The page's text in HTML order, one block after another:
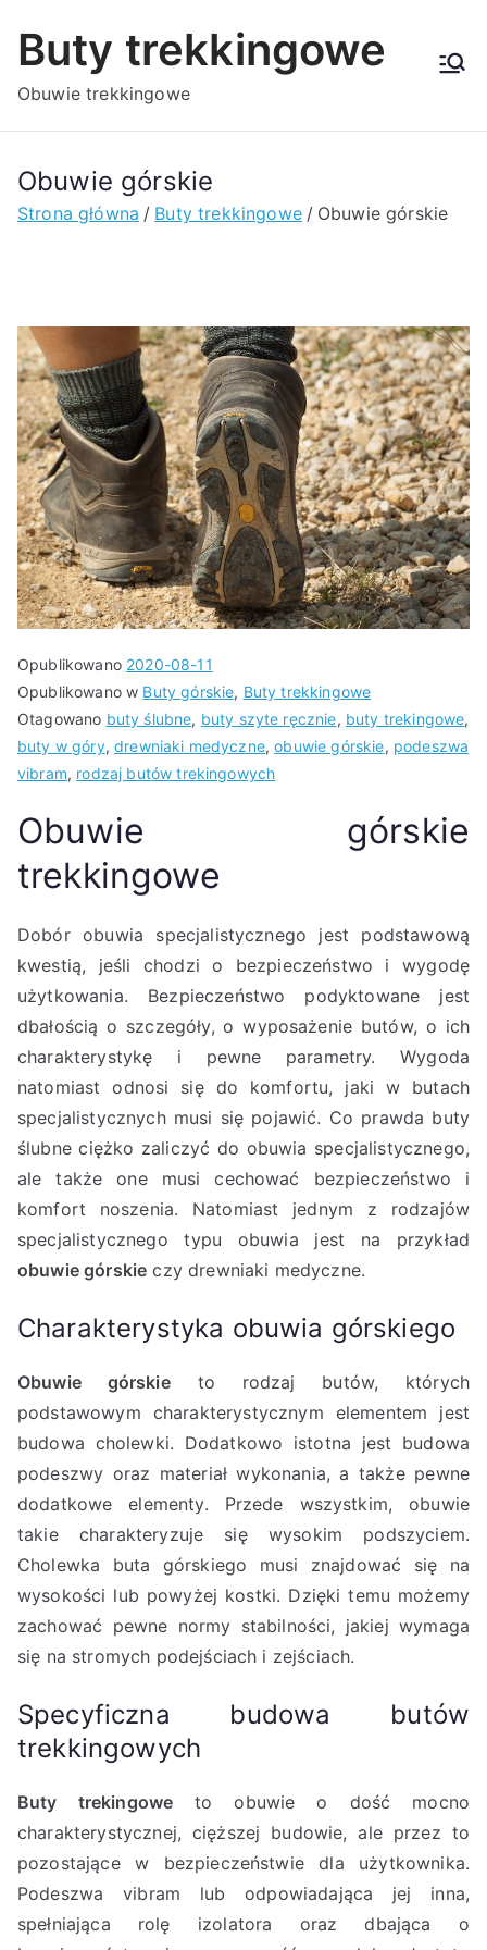
Buty trekkingowe
Obuwie trekkingowe
Obuwie górskie
Strona główna Buty trekkingowe Obuwie górskie
Opublikowano 2020-08-11
Opublikowano w Buty górskie, Buty trekkingowe
Otagowano buty ślubne, buty szyte ręcznie, buty trekingowe,
buty w góry,drewniaki medyczne,obuwie górskie, podeszwa
vibram, rodzaj butów trekingowych
Obuwie górskie
trekkingowe
Dobór obuwia specjalistycznego jest podstawową
kwestią, jeśli chodzi o bezpieczeństwo i wygodę
użytkowania. Bezpieczeństwo podyktowane jest
dbałością o szczegóły, o wyposażenie butów, o ich
charakterystykę i pewne parametry. Wygoda
natomiast odnosi się do komfortu, jaki w butach
specjalistycznych musi się pojawić. Co prawda buty
ślubne ciężko zaliczyć do obuwia specjalistycznego,
ale także one musi cechować bezpieczeństwo i
komfort noszenia. Natomiast jednym z rodzajów
specjalistycznego typu obuwia jest na przykład
obuwie górskie czy drewniaki medyczne.
Charakterystyka obuwia górskiego
Obuwie górskieto rodzaj butów, których
podstawowym charakterystycznym elementem jest
budowa cholewki. Dodatkowo istotna jest budowa
podeszwy oraz materiał wykonania, a także pewne
dodatkowe elementy. Przede wszystkim, obuwie
takie charakteryzuje się wysokim podszyciem.
Cholewka buta górskiego musi znajdować się na
wysokości lub powyżej kostki. Dzięki temu możemy
zachować pewne normy stabilności, jakiej wymaga
się na stromych podejściach i zejściach.
Specyficzna budowa butów
trekkingowych
Buty trekingowe to obuwie o dość mocno
charakterystycznej, cięższej budowie, ale przez to
pozostające w bezpieczeństwie dla użytkownika.
Podeszwa vibram lub odpowiadająca jej inna,
spełniająca rolę izolatora oraz dbająca o